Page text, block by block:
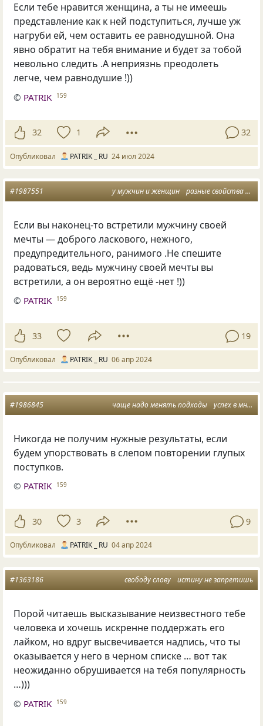
Если тебе нравится женщина, а ты не имеешь
представление как к ней подступиться, лучше уж
нагруби ей, чем оставить ее равнодушной. Она
явно обратит на тебя внимание и будет за тобой
невольно следить .А неприязнь преодолеть
легче, чем равнодушие !))
© PATRIK 159
32 1 32
Опубликовал PATRIK _ RU 24 июл 2024
у мужчин и женщин разные свойства и потенциалы
#1987551
Если вы наконец-то встретили мужчину своей
мечты — доброго ласкового, нежного,
предупредительного, ранимого .Не спешите
радоваться, ведь мужчину своей мечты вы
встретили, а он вероятно ещё -нет !))
© PATRIK 159
33 19
Опубликовал PATRIK _ RU 06 апр 2024
чаще надо менять подходы успех в многообразии
#1986845
Никогда не получим нужные результаты, если
будем упорствовать в слепом повторении глупых
поступков.
© PATRIK 159
30 3 9
Опубликовал PATRIK _ RU 04 апр 2024
свободу слову истину не запретишь
#1363186
Порой читаешь высказывание неизвестного тебе
человека и хочешь искренне поддержать его
лайком, но вдруг высвечивается надпись, что ты
оказывается у него в черном списке … вот так
неожиданно обрушивается на тебя популярность
…)))
© PATRIK 159